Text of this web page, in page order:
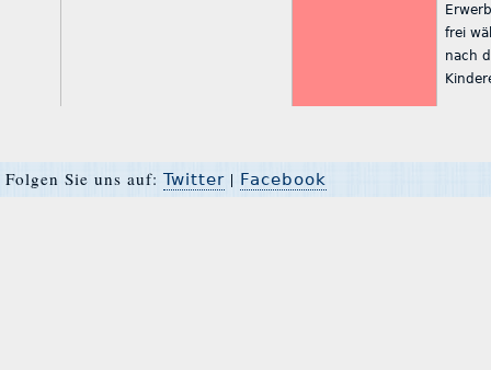
frei
nach
Folgen Sie uns auf: Twitter | Facebook